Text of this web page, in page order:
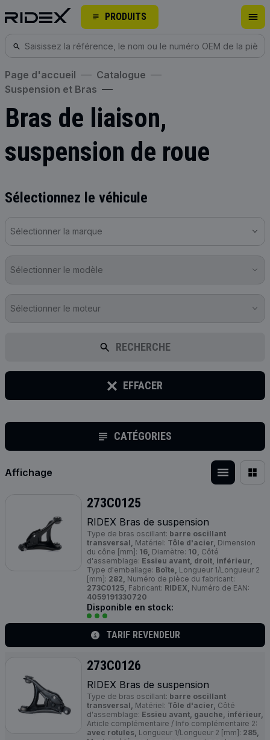
PRODUITS
Page d'accueil
Catalogue
Suspension et Bras
Bras de liaison,
suspension de roue
Sélectionnez le véhicule
Sélectionner la marque
Sélectionner le modèle
Sélectionner le moteur
RECHERCHE
EFFACER
CATÉGORIES
Affichage
273C0125
RIDEX Bras de suspension
Type de bras oscillant: barre oscillant
transversal, Matériel: Tôle d'acier, Dimension
du cône [mm]: 16, Diamètre: 10, Côté
d'assemblage: Essieu avant, droit, inférieur,
Type d'emballage: Boîte, Longueur 1/Longueur 2
[mm]: 282, Numéro de pièce du fabricant:
273C0125, Fabricant: RIDEX, Numéro de EAN:
4059191330720
Disponible en stock:
TARIF REVENDEUR
273C0126
RIDEX Bras de suspension
Type de bras oscillant: barre oscillant
transversal, Matériel: Tôle d'acier, Côté
d'assemblage: Essieu avant, gauche, inférieur,
Article complémentaire / Info complémentaire 2:
avec rotules, Longueur 1/Longueur 2 [mm]: 285,